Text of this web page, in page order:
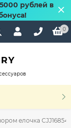
рублей в
0
елочка CJJ16854